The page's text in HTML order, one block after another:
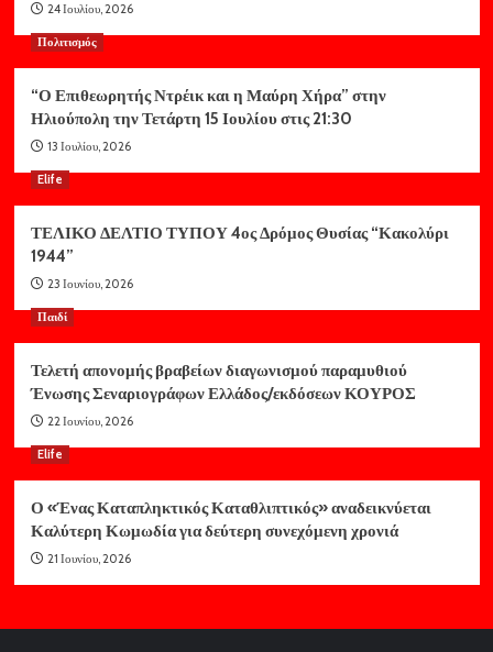
24 Ιουλίου, 2026
Πολιτισμός
“Ο Επιθεωρητής Ντρέικ και η Μαύρη Χήρα” στην
Ηλιούπολη την Τετάρτη 15 Ιουλίου στις 21:30
13 Ιουλίου, 2026
Elife
ΤΕΛΙΚΟ ΔΕΛΤΙΟ ΤΥΠΟΥ 4ος Δρόμος Θυσίας “Κακολύρι
1944”
23 Ιουνίου, 2026
Παιδί
Τελετή απονομής βραβείων διαγωνισμού παραμυθιού
Ένωσης Σεναριογράφων Ελλάδος/εκδόσεων ΚΟΥΡΟΣ
22 Ιουνίου, 2026
Elife
Ο «Ένας Καταπληκτικός Καταθλιπτικός» αναδεικνύεται
Καλύτερη Κωμωδία για δεύτερη συνεχόμενη χρονιά
21 Ιουνίου, 2026